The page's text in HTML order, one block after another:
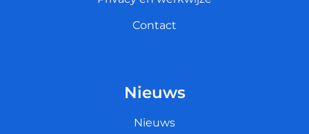
Contact
Nieuws
Nieuws